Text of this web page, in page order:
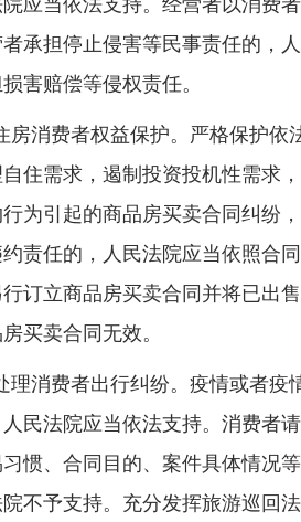
应当依法支持。经营者以消费
承担停止侵害等民事责任的，
害赔偿等侵权责任。
费者权益保护。严格保护依
住需求，遏制投资投机性需求
为引起的商品房买卖合同纠纷
责任的，人民法院应当依照合
订立商品房买卖合同并将已出
买卖合同无效。
费者出行纠纷。疫情或者疫
民法院应当依法支持。消费者
惯、合同目的、案件具体情况
不予支持。充分发挥旅游巡回